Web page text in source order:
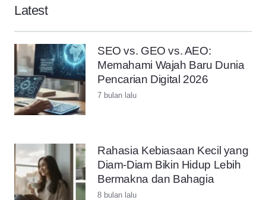
Latest
SEO vs. GEO vs. AEO:
Memahami Wajah Baru Dunia
Pencarian Digital 2026
7 bulan lalu
Rahasia Kebiasaan Kecil yang
Diam-Diam Bikin Hidup Lebih
Bermakna dan Bahagia
8 bulan lalu